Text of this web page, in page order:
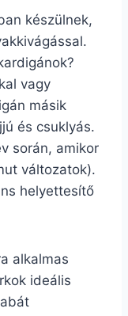
készülnek,
vagy
másik
és csuklyás.
során, amikor
változatok).
helyettesítő
alkalmas
ideális